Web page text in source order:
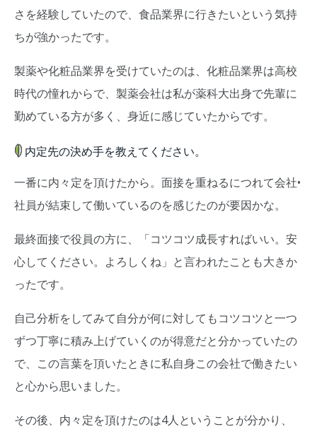
さを経験していたので、食品業界に行きたいという気持
ちが強かったです。
製薬や化粧品業界を受けていたのは、化粧品業界は高校
時代の憧れからで、製薬会社は私が薬科大出身で先輩に
勤めている方が多く、身近に感じていたからです。
内定先の決め手を教えてください。
一番に内々定を頂けたから。面接を重ねるにつれて会社•
社員が結束して働いているのを感じたのが要因かな。
最終面接で役員の方に、「コツコツ成長すればいい。安
心してください。よろしくね」と言われたことも大きか
ったです。
自己分析をしてみて自分が何に対してもコツコツと一つ
ずつ丁寧に積み上げていくのが得意だと分かっていたの
で、この言葉を頂いたときに私自身この会社で働きたい
と心から思いました。
その後、内々定を頂けたのは4人ということが分かり、